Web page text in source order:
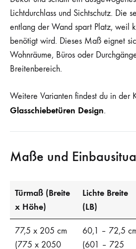
Lichtdurchlass und Sichtschutz. Die
entlang der Wand spart Platz, weil
benötigt wird. Dieses Maß eignet
Wohnräume, Büros oder
Breitenbereich.
Weitere Varianten findest du in der
Glasschiebetüren Design.
Maße und
Türmaß (Breite
x Höhe)
Lichte Breite
(LB)
77,5 x 205 cm
(775 x 2050
60,1 – 72,5
(601 – 725